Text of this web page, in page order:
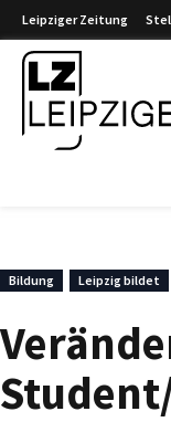
Leipziger Zeitung
Bildung Leipzig bildet